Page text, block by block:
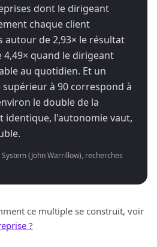
dont le dirigeant
chaque client
autour de 2,93× le résultat
quand le dirigeant
au quotidien. Et un
supérieur à 90 correspond à
le double de la
identique, l'autonomie vaut,
(John Warrillow), recherches
ce multiple se construit, voir
?